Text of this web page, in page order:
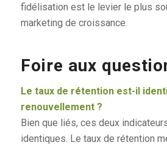
fidélisation est le levier le plus
marketing de croissance.
Foire aux
Le taux de rétention est-il
renouvellement ?
Bien que liés, ces deux
identiques. Le taux de rétention